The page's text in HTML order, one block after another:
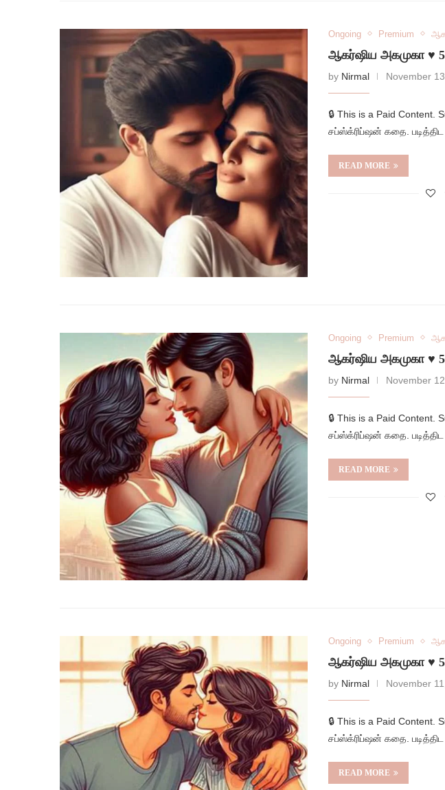
Ongoing Premium
ஆகர்ஷிய அகமுகா ♥️
by Nirmal November
🔒 This is a Paid Content.
சப்ஸ்க்ரிப்ஷன் கதை. படித்திட
READ MORE
Ongoing Premium
ஆகர்ஷிய அகமுகா ♥️
by Nirmal November
🔒 This is a Paid Content.
சப்ஸ்க்ரிப்ஷன் கதை. படித்திட
READ MORE
Ongoing Premium
ஆகர்ஷிய அகமுகா ♥️
by Nirmal November
🔒 This is a Paid Content.
சப்ஸ்க்ரிப்ஷன் கதை.
READ MORE